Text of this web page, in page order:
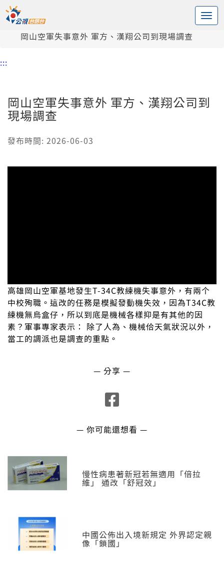
中央內容區塊
頭頁
岡山空軍失事意外 軍方、漢翔公司到現場調查
:::
岡山空軍失事意外 軍方、漢翔公司到
現場調查
發布時間: 2026-06-03
高雄岡山空軍基地發生T-34C教練機失事意外，有兩个
中校殉職。這改的任務是模擬發動機失效，因為T34C教
練機無烏盒仔，所以到底是機械各樣抑是有其他的因
素？軍事專家表示： 除了人為、機械佮天氣狀況以外，
當工的調派也是調查的重點。
— 分享 —
— 你可能還想看 —
慢性病患著新冠若無適用「倍拉
維」 通改「舒冠效」
中國公佈出入境新規定 外界認定親
像「鎖國」